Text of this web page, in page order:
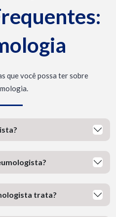
que você possa ter sobre
trata?